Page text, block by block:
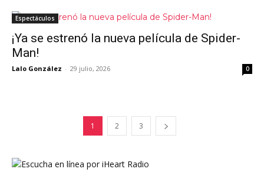
Espectáculos
¡Ya se estrenó la nueva película de Spider-
Man!
Lalo González - 29 julio, 2026 0
1 2 3